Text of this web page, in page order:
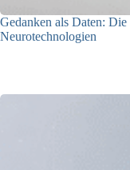
Gedanken als Daten:
Neurotechnologien